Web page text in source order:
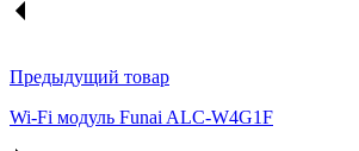
Предыдущий товар
Wi-Fi модуль Funai ALC-W4G1F